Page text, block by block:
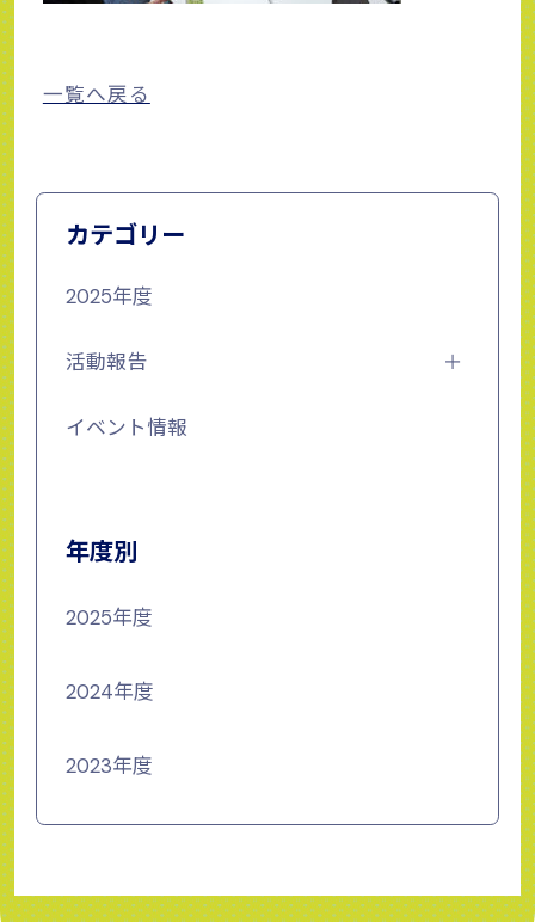
一覧へ戻る
カテゴリー
2025年度
活動報告
イベント情報
年度別
2025年度
2024年度
2023年度